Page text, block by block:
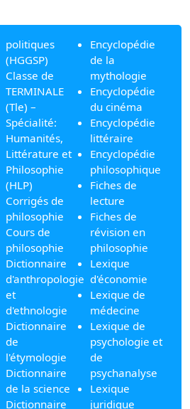
politiques
(HGGSP)
Classe de
TERMINALE
(Tle) –
Spécialité:
Humanités,
Littérature et
Philosophie
(HLP)
Corrigés de
philosophie
Cours de
philosophie
Dictionnaire
d'anthropologie
et
d'ethnologie
Dictionnaire
de
l'étymologie
Dictionnaire
de la science
Dictionnaire
Encyclopédie
de la
mythologie
Encyclopédie
du cinéma
Encyclopédie
littéraire
Encyclopédie
philosophique
Fiches de
lecture
Fiches de
révision en
philosophie
Lexique
d'économie
Lexique de
médecine
Lexique de
psychologie et
de
psychanalyse
Lexique
juridique